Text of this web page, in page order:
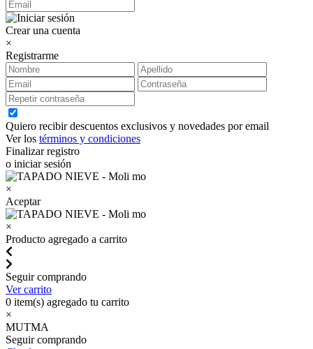
Crear una cuenta
×
Registrarme
Quiero recibir descuentos exclusivos y novedades por email
Ver los términos y condiciones
Finalizar registro
o iniciar sesión
×
Aceptar
×
Producto agregado a carrito
Seguir comprando
Ver carrito
0 item(s) agregado tu carrito
×
MUTMA
Seguir comprando